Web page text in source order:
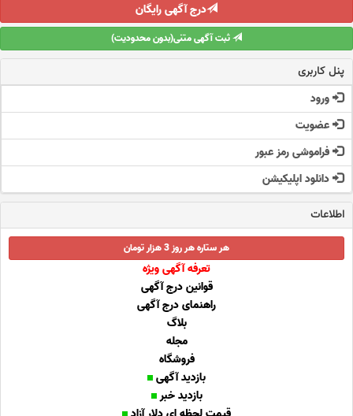
درج آگهی رایگان
ثبت آگهی متنی(بدون محدودیت)
پنل کاربری
ورود
عضویت
فراموشی رمز عبور
دانلود اپلیکیشن
اطلاعات
هر ستاره هر روز 3 هزار تومان
تعرفه آگهی ویژه
قوانین درج آگهی
راهنمای درج آگهی
بلاگ
مجله
فروشگاه
بازدید آگهی
بازدید خبر